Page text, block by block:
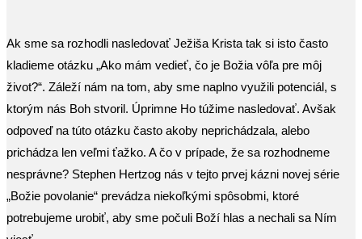
Ak sme sa rozhodli nasledovať Ježiša Krista tak si isto často
kladieme otázku „Ako mám vedieť, čo je Božia vôľa pre môj
život?“. Záleží nám na tom, aby sme naplno využili potenciál, s
ktorým nás Boh stvoril. Úprimne Ho túžime nasledovať. Avšak
odpoveď na túto otázku často akoby neprichádzala, alebo
prichádza len veľmi ťažko. A čo v prípade, že sa rozhodneme
nesprávne? Stephen Hertzog nás v tejto prvej kázni novej série
„Božie povolanie“ prevádza niekoľkými spôsobmi, ktoré
potrebujeme urobiť, aby sme počuli Boží hlas a nechali sa Ním